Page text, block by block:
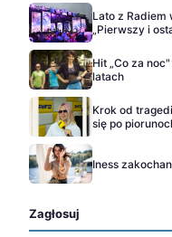
Lato z
„Pierwszy i
Hit „Co za
latach
Krok od
się po
Iness
Zagłosuj